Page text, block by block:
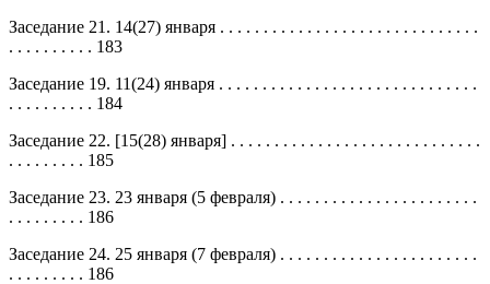
Заседание 21. 14(27) января . . . . . . . . . . . . . . . . . . . . . . . . . . . . . .
. . . . . . . . . . 183
Заседание 19. 11(24) января . . . . . . . . . . . . . . . . . . . . . . . . . . . . . .
. . . . . . . . . . 184
Заседание 22. [15(28) января] . . . . . . . . . . . . . . . . . . . . . . . . . . . . .
. . . . . . . . . 185
Заседание 23. 23 января (5 февраля) . . . . . . . . . . . . . . . . . . . . . . .
. . . . . . . . . 186
Заседание 24. 25 января (7 февраля) . . . . . . . . . . . . . . . . . . . . . . .
. . . . . . . . . 186